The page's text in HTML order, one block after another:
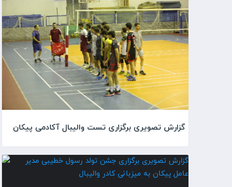
گزارش تصویری برگزاری تست والیبال آکادمی پیکان